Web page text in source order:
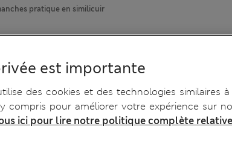
pratique en similicuir
similicuir
est importante
des cookies et des technologies similaires à
compris pour améliorer votre expérience sur
ici pour lire notre politique complète